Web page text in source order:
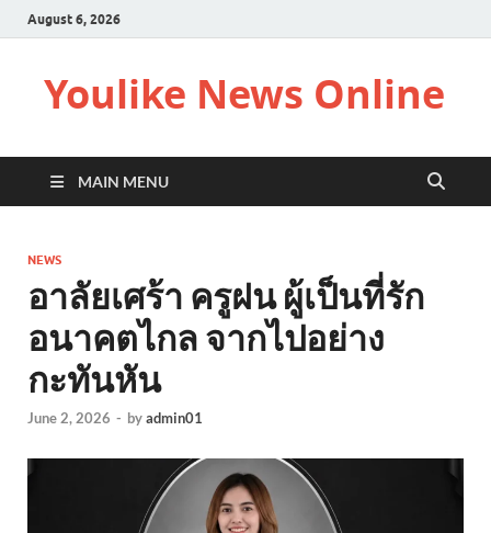
August 6, 2026
Youlike News Online
MAIN MENU
NEWS
อาลัยเศร้า ครูฝน ผู้เป็นที่รัก
อนาคตไกล จากไปอย่าง
กะทันหัน
June 2, 2026 - byadmin01